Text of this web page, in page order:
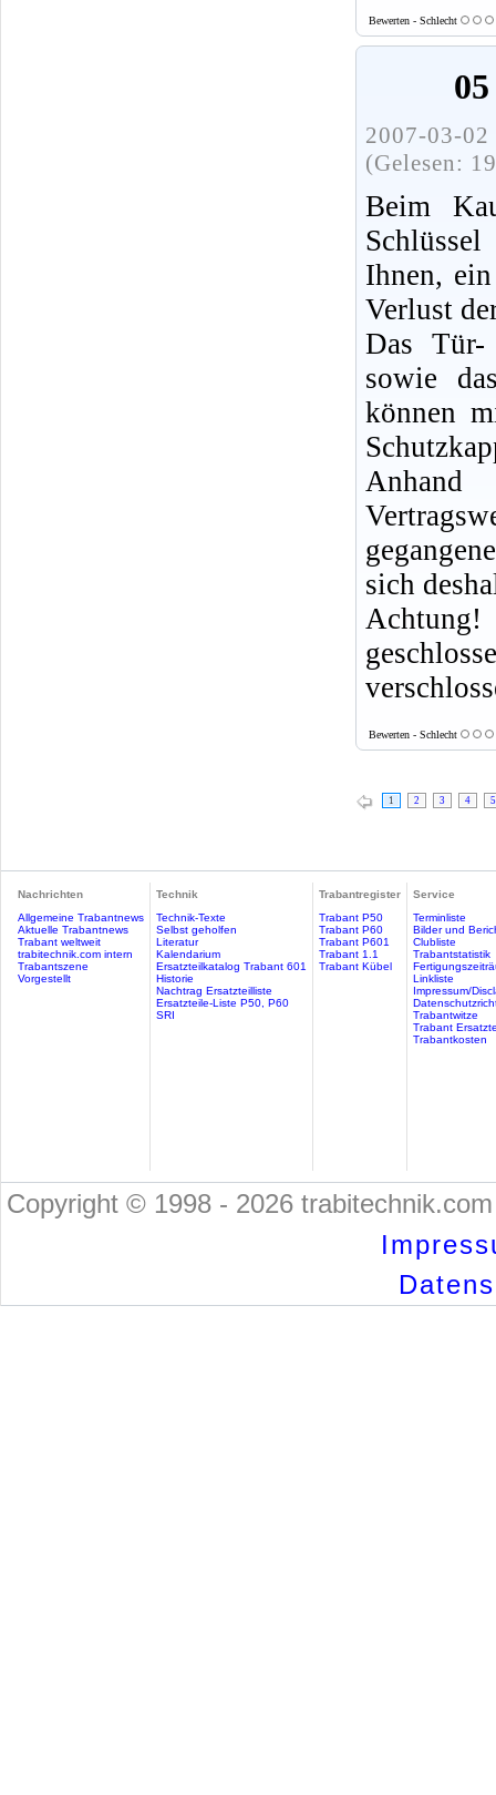
Bewerten - Schlecht
2007-03-
(Gelesen:
Beim
Ihnen,
Verlust
Das Tür-
sowie
können
Anhand
sich
Bewerten - Schlecht
1 2 3 4 5
Nachrichten
Allgemeine Trabantnews
Aktuelle Trabantnews
Trabant weltweit
trabitechnik.com intern
Trabantszene
Vorgestellt
Technik
Technik-Texte
Selbst geholfen
Literatur
Kalendarium
Ersatzteilkatalog Trabant 601
Historie
Nachtrag Ersatzteilliste
Ersatzteile-Liste P50, P60
SRI
Trabantregister
Trabant P50
Trabant P60
Trabant P601
Trabant 1.1
Trabant Kübel
Service
Terminliste
Bilder und
Clubliste
Trabantstatistik
Linkliste
Impressum/
Trabantwitze
Trabant
Trabantkosten
Copyright © 1998 - 2026